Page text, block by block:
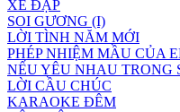
XE ĐẠP
SOI GƯƠNG (I)
LỜI TÌNH NĂM MỚI
PHÉP NHIỆM MẦU CỦA
NẾU YÊU NHAU TRONG
LỜI CẦU CHÚC
KARAOKE ĐÊM